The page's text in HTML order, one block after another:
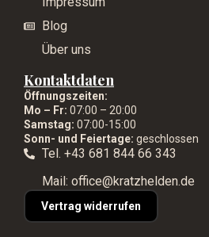
Blog
Über uns
Kontaktdaten
Öffnungszeiten:
Mo – Fr: 07:00 – 20:00
Samstag: 07:00-15:00
Sonn- und Feiertage: geschlossen
Tel. +43 681 844 66 343
Mail: office@kratzhelden.de
Vertrag widerrufen